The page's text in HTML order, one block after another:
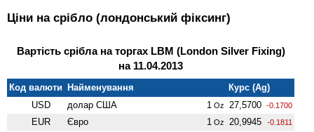
Ціни на срібло (лондонський фіксинг)
Вартість срібла на торгах LBM (London Silver Fixing)
на 11.04.2013
Код валюти Найменування
Курс (Ag)
USD
долар США 1 Oz 27,5700 -0.1700
EUR Євро 1 Oz 20,9945 -0.1811